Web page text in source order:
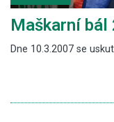
Maškarní bál
Dne 10.3.2007 se